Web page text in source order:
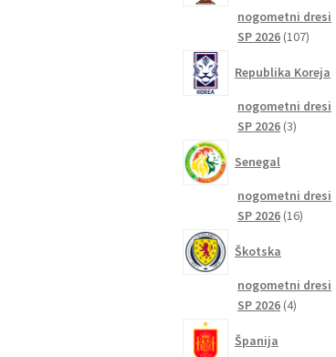
nogometni dresi
SP 2026 107107
Republika Koreja
nogometni dresi
SP 2026 33
Senegal
nogometni dresi
SP 2026 1616
Škotska
nogometni dresi
SP 2026 44
Španija